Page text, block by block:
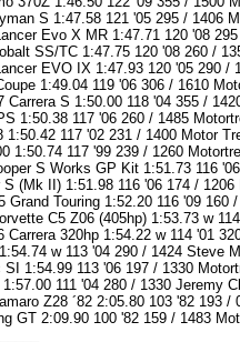
S 1:47.58 121 '05 295 / 1406
Evo X MR 1:47.71 120 '08
SS/TC 1:47.75 120 '08 260 /
EVO IX 1:47.93 120 '05 290 /
1:49.04 119 '06 306 / 1610
Carrera S 1:50.00 118 '04 355 /
1:50.38 117 '06 260 / 1485
1:50.42 117 '02 231 / 1400 Motor
1:50.74 117 '99 239 / 1260
S Works GP Kit 1:51.73 116
(Mk II) 1:51.98 116 '06 174 / 1206
Grand Touring 1:52.20 116 '09 160
C5 Z06 (405hp) 1:53.73 w
Carrera 320hp 1:54.22 w 114 '01
w 113 '04 290 / 1424 Steve
1:54.99 113 '06 197 / 1330
111 '04 280 / 1330 Jeremy
Z28 ´82 2:05.80 103 '82 193 /
GT 2:09.90 100 '82 159 / 1483